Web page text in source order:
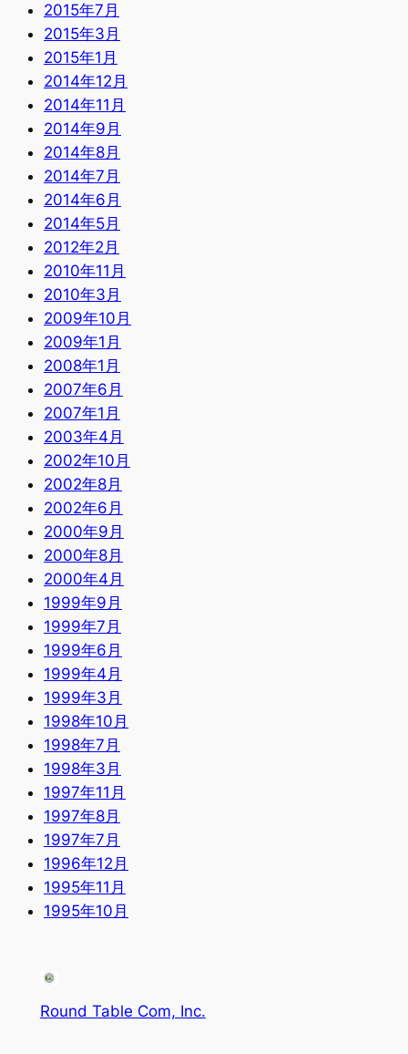
2015年7月
2015年3月
2015年1月
2014年12月
2014年11月
2014年9月
2014年8月
2014年7月
2014年6月
2014年5月
2012年2月
2010年11月
2010年3月
2009年10月
2009年1月
2008年1月
2007年6月
2007年1月
2003年4月
2002年10月
2002年8月
2002年6月
2000年9月
2000年8月
2000年4月
1999年9月
1999年7月
1999年6月
1999年4月
1999年3月
1998年10月
1998年7月
1998年3月
1997年11月
1997年8月
1997年7月
1996年12月
1995年11月
1995年10月
Round Table Com, Inc.